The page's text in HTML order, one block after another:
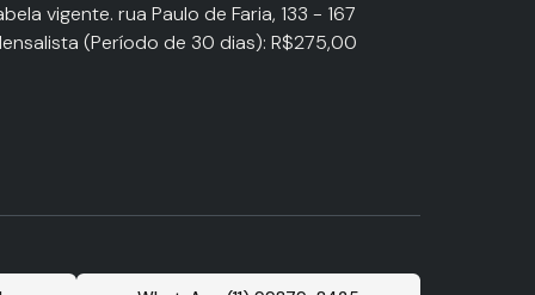
vigente. rua Paulo de Faria, 133 - 167
(Período de 30 dias): R$275,00